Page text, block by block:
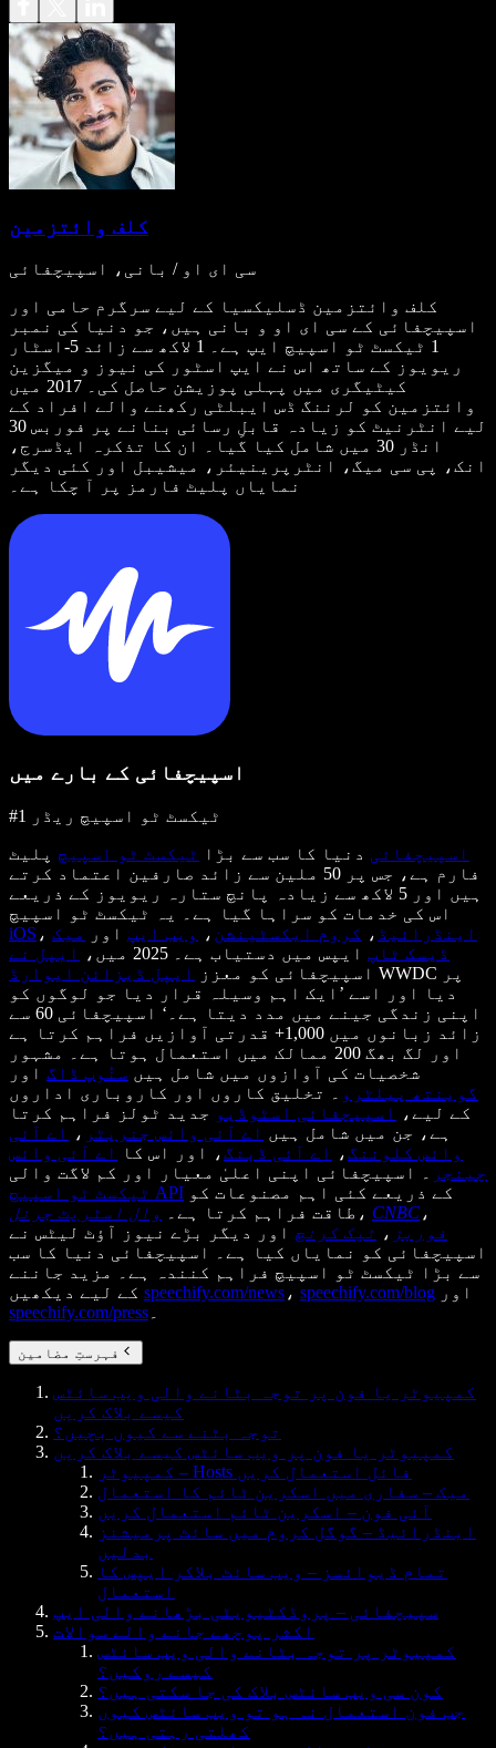
کلف وائتزمین
سی ای او / بانی، اسپیچفائی
کلف وائتزمین ڈسلیکسیا کے لیے سرگرم حامی اور
اسپیچفائی کے سی ای او و بانی ہیں، جو دنیا کی نمبر
1 ٹیکسٹ ٹو اسپیچ ایپ ہے۔ 1 لاکھ سے زائد 5-اسٹار
ریویوز کے ساتھ اس نے ایپ اسٹور کی نیوز و میگزین
کیٹیگری میں پہلی پوزیشن حاصل کی۔ 2017 میں
وائتزمین کو لرننگ ڈس ایبلٹی رکھنے والے افراد کے
لیے انٹرنیٹ کو زیادہ قابلِ رسائی بنانے پر فوربس 30
انڈر 30 میں شامل کیا گیا۔ ان کا تذکرہ ایڈسرج،
انک، پی سی میگ، انٹرپرینیئر، میشیبل اور کئی دیگر
نمایاں پلیٹ فارمز پر آ چکا ہے۔
اسپیچفائی کے بارے میں
#1 ٹیکسٹ ٹو اسپیچ ریڈر
اسپیچفائی دنیا کا سب سے بڑا ٹیکسٹ ٹو اسپیچ پلیٹ
فارم ہے، جس پر 50 ملین سے زائد صارفین اعتماد کرتے
ہیں اور 5 لاکھ سے زیادہ پانچ ستارہ ریویوز کے ذریعے
اس کی خدمات کو سراہا گیا ہے۔ یہ ٹیکسٹ ٹو اسپیچ
iOS ، اینڈرائیڈ ، کروم ایکسٹینشن ، ویب ایپ اور
میک
ڈیسک ٹاپ ایپس میں دستیاب ہے۔ 2025 میں،
ایپل نے
اسپیچفائی کو معزز
ایپل ڈیزائن ایوارڈ
WWDC پر
دیا اور اسے ’ایک اہم وسیلہ قرار دیا جو لوگوں کو
اپنی زندگی جینے میں مدد دیتا ہے۔‘ اسپیچفائی 60 سے
زائد زبانوں میں 1,000+ قدرتی آوازیں فراہم کرتا ہے
اور لگ بھگ 200 ممالک میں استعمال ہوتا ہے۔ مشہور
شخصیات کی آوازوں میں شامل ہیں سنُوپ ڈاگ اور
گوینتھ پیلٹرو
۔ تخلیق کاروں اور کاروباری اداروں
کے لیے،
اسپیچفائی اسٹوڈیو جدید ٹولز فراہم کرتا
ہے، جن میں شامل ہیں اے آئی وائس جنریٹر ،
اے آئی
وائس کلوننگ، اے آئی ڈبنگ، اور اس کا
اے آئی وائس
چینجر
۔ اسپیچفائی اپنی اعلیٰ معیار اور کم لاگت والی
ٹیکسٹ ٹو اسپیچ API
طاقت فراہم کرتا ہے۔
وال اسٹریٹ جرنل ، CNBC ،
فوربز ، ٹیک کرنچ اور دیگر بڑے نیوز آؤٹ لیٹس نے
اسپیچفائی کو نمایاں کیا ہے۔ اسپیچفائی دنیا کا سب
سے بڑا ٹیکسٹ ٹو اسپیچ فراہم کنندہ ہے۔ مزید جاننے
speechify.com/news ، speechify.com/blog اور
speechify.com/press
فہرستِ مضامین
کمپیوٹر یا فون پر توجہ بٹانے والی ویب سائٹس
کیسے بلاک کریں
توجہ بٹنے سے کیوں بچیں؟
کمپیوٹر یا فون پر ویب سائٹس کیسے بلاک کریں
کمپیوٹر – Hosts فائل استعمال کریں
میک – سفاری میں اسکرین ٹائم کا استعمال
آئی فون – اسکرین ٹائم استعمال کریں
اینڈرائیڈ – گوگل کروم میں سائٹ پرمیشنز
بدلیں
تمام ڈیوائسز – ویب سائٹ بلاکر ایپس کا
استعمال
سپیچفائی – پروڈکٹیویٹی بڑھانے والی ایپ
اکثر پوچھے جانے والے سوالات
کمپیوٹر پر توجہ بٹانے والی ویب سائٹس
کیسے روکیں؟
کون سی ویب سائٹس بلاک کی جا سکتی ہیں؟
جب فون استعمال نہ ہو تو ویب سائٹس کیوں
کھلتی رہتی ہیں؟